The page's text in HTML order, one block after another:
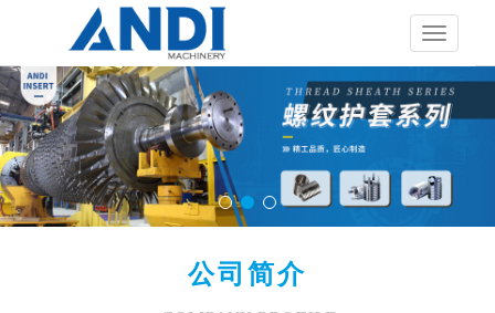
展
开
导
航
公司简介